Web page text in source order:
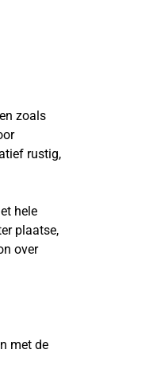
zoals
rustig,
hele
plaatse,
over
met de